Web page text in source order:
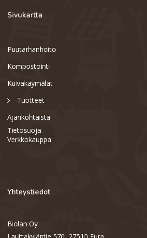
Sivukartta
Puutarhanhoito
Kompostointi
Kuivakäymälät
Tuotteet
Ajankohtaista
Tietosuoja
Verkkokauppa
Yhteystiedot
Biolan Oy
S